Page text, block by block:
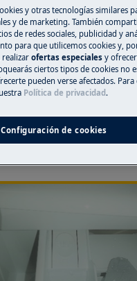
del modelo de su
con el nombre "PUSH")
y otras tecnologías similares
y de marketing. También
de redes sociales, publicidad y
para que utilicemos cookies y,
realizar ofertas especiales y
ciertos tipos de cookies no
pueden verse afectados.
Política de privacidad.
Configuración de cookies